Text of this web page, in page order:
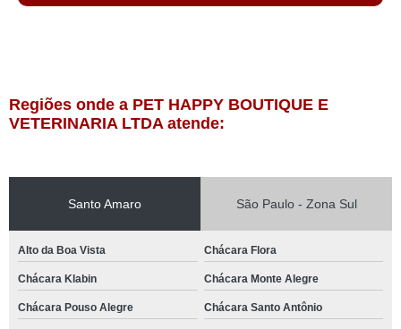
Regiões onde a PET HAPPY BOUTIQUE E
VETERINARIA LTDA atende:
Santo Amaro São Paulo - Zona Sul
Alto da Boa Vista Chácara Flora
Chácara Klabin Chácara Monte Alegre
Chácara Pouso Alegre Chácara Santo Antônio